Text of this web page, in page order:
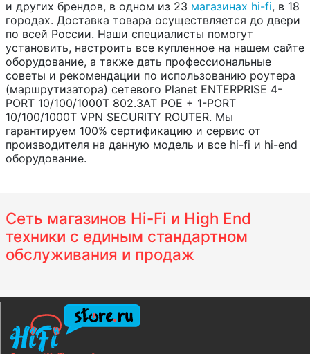
и других брендов, в одном из 23 магазинах hi-fi, в 18
городах. Доставка товара осуществляется до двери
по всей России. Наши специалисты помогут
установить, настроить все купленное на нашем сайте
оборудование, а также дать профессиональные
советы и рекомендации по использованию роутера
(маршрутизатора) сетевого Planet ENTERPRISE 4-
PORT 10/100/1000T 802.3AT POE + 1-PORT
10/100/1000T VPN SECURITY ROUTER. Мы
гарантируем 100% сертификацию и сервис от
производителя на данную модель и все hi-fi и hi-end
оборудование.
Сеть магазинов Hi-Fi и High End
техники с единым стандартном
обслуживания и продаж